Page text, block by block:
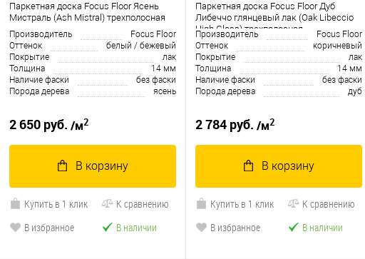
Паркетная доска Focus Floor Ясень
Мистраль (Ash Mistral) трехполосная
Производитель
Focus Floor
Оттенок
белый / бежевый
Покрытие
лак
Толщина
14 мм
Наличие фаски
без фаски
Порода дерева
ясень
2 650 руб. /м2
В корзину
Купить в 1 клик
К сравнению
В избранное
В наличии
Паркетная доска Focus Floor Дуб
Либеччо глянцевый лак (Oak Libeccio
High Gloss) трехполосная
Производитель
Focus Floor
Оттенок
коричневый
Покрытие
лак
Толщина
14 мм
Наличие фаски
без фаски
Порода дерева
дуб
2 784 руб. /м2
В корзину
Купить в 1 клик
К сравнению
В избранное
В наличии